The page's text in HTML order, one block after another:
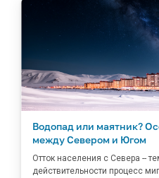
Водопад или маятник?
между Севером и Югом
Отток населения с Севера --
действительности процесс